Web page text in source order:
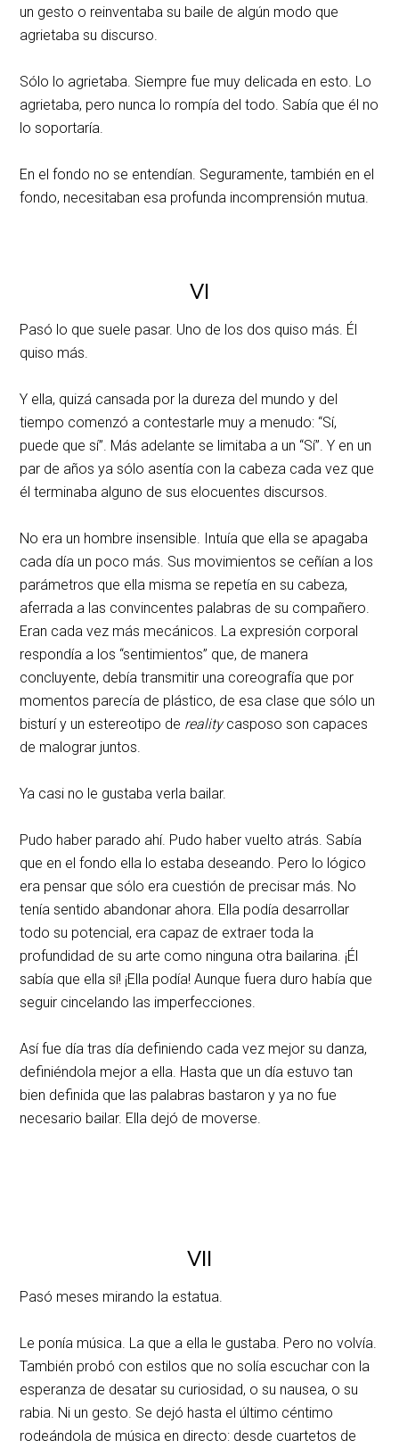
un gesto o reinventaba su baile de algún modo que
agrietaba su discurso.
Sólo lo agrietaba. Siempre fue muy delicada en esto. Lo
agrietaba, pero nunca lo rompía del todo. Sabía que él no
lo soportaría.
En el fondo no se entendían. Seguramente, también en el
fondo, necesitaban esa profunda incomprensión mutua.
VI
Pasó lo que suele pasar. Uno de los dos quiso más. Él
quiso más.
Y ella, quizá cansada por la dureza del mundo y del
tiempo comenzó a contestarle muy a menudo: “Sí,
puede que sí”. Más adelante se limitaba a un “Sí”. Y en un
par de años ya sólo asentía con la cabeza cada vez que
él terminaba alguno de sus elocuentes discursos.
No era un hombre insensible. Intuía que ella se apagaba
cada día un poco más. Sus movimientos se ceñían a los
parámetros que ella misma se repetía en su cabeza,
aferrada a las convincentes palabras de su compañero.
Eran cada vez más mecánicos. La expresión corporal
respondía a los “sentimientos” que, de manera
concluyente, debía transmitir una coreografía que por
momentos parecía de plástico, de esa clase que sólo un
bisturí y un estereotipo de realitycasposo son capaces
de malograr juntos.
Ya casi no le gustaba verla bailar.
Pudo haber parado ahí. Pudo haber vuelto atrás. Sabía
que en el fondo ella lo estaba deseando. Pero lo lógico
era pensar que sólo era cuestión de precisar más. No
tenía sentido abandonar ahora. Ella podía desarrollar
todo su potencial, era capaz de extraer toda la
profundidad de su arte como ninguna otra bailarina. ¡Él
sabía que ella sí! ¡Ella podía! Aunque fuera duro había que
seguir cincelando las imperfecciones.
Así fue día tras día definiendo cada vez mejor su danza,
definiéndola mejor a ella. Hasta que un día estuvo tan
bien definida que las palabras bastaron y ya no fue
necesario bailar. Ella dejó de moverse.
VII
Pasó meses mirando la estatua.
Le ponía música. La que a ella le gustaba. Pero no volvía.
También probó con estilos que no solía escuchar con la
esperanza de desatar su curiosidad, o su nausea, o su
rabia. Ni un gesto. Se dejó hasta el último céntimo
rodeándola de música en directo: desde cuartetos de